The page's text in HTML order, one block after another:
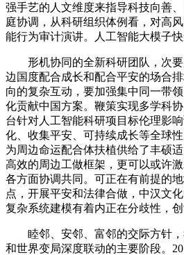
强手艺的人文维度来指导科技向善
庭协调，从科研组织体例看，对高
能行为审计演讲。人工智能大模子快
形机协同的全新科研团队，次要
边国度配合成长和配合平安的场合
向的复杂互动，要加强集中同一带
化贡献中国方案。鞭策实现多学科
台针对人工智能科研项目标伦理影
化、收集平安、可持续成长等全球
为周边命运配合体扶植供给了丰硕
高效的周边工做框架，更可以或许
各方面协调共同。可正在有前提的
点，开展平安和法律合做，中汉文
复杂系统建模有着内正在分歧性，
睦邻、安邻、富邻的交际方针，
和世界变局深度联动的主要阶段。